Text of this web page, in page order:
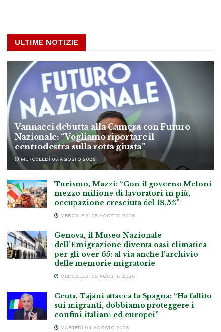
ULTIME NOTIZIE
Vannacci debutta alla Camera con Futuro
Nazionale: “Vogliamo riportare il
centrodestra sulla rotta giusta”
MERCOLEDÌ 05 AGOSTO 2026
Turismo, Mazzi: “Con il governo Meloni
mezzo milione di lavoratori in più,
occupazione cresciuta del 18,5%”
MERCOLEDÌ 05 AGOSTO 2026
Genova, il Museo Nazionale
dell’Emigrazione diventa oasi climatica
per gli over 65: al via anche l’archivio
delle memorie migratorie
MERCOLEDÌ 05 AGOSTO 2026
Ceuta, Tajani attacca la Spagna: “Ha fallito
sui migranti, dobbiamo proteggere i
confini italiani ed europei”
MARTEDÌ 04 AGOSTO 2026